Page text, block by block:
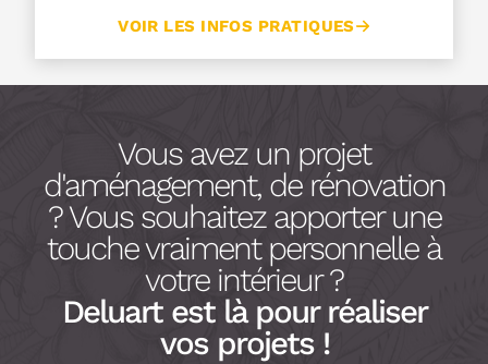
VOIR LES INFOS PRATIQUES
Vous avez un projet
d'aménagement, de rénovation
? Vous souhaitez apporter une
touche vraiment personnelle à
votre intérieur ?
Deluart est là pour réaliser
vos projets !